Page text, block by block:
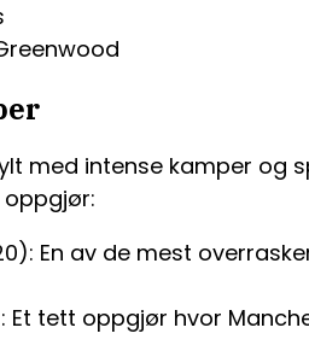
med intense kamper og
En av de mest
Et tett oppgjør hvor